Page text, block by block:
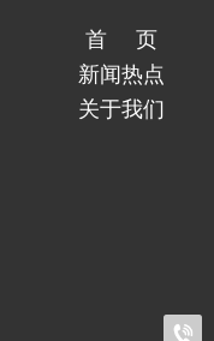
首页
新闻热点
关于我们